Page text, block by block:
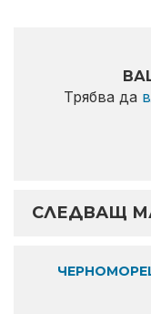
Трябва да
СЛЕДВАЩ